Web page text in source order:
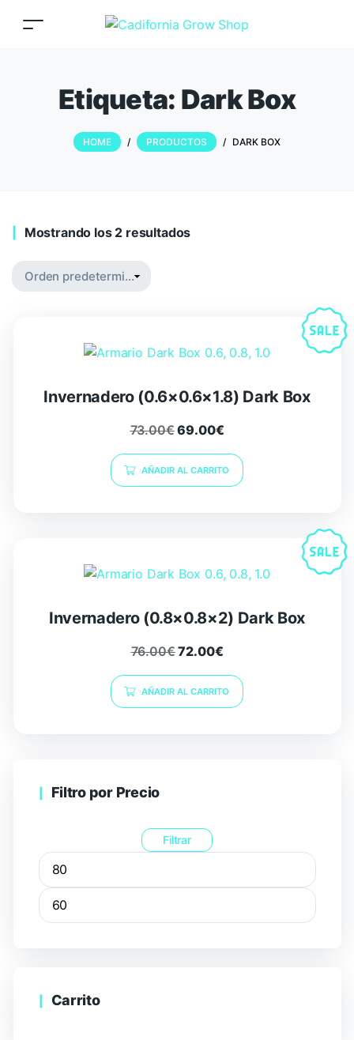
Etiqueta: Dark Box
HOME / PRODUCTOS / DARK BOX
Mostrando los 2 resultados
Invernadero (0.6×0.6×1.8) Dark Box
73.00€69.00€
AÑADIR AL CARRITO
Invernadero (0.8×0.8×2) Dark Box
76.00€72.00€
AÑADIR AL CARRITO
Filtro por Precio
Filtrar
Carrito